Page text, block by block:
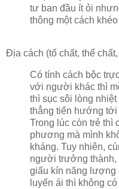
tư ban đầu ít ỏi
thông một cách
Địa cách (tố chất, thể
Có tính cách bộc
với người khác thì
thì sục sôi lòng
thẳng tiến hướng tới
Trong lúc còn trẻ thì
phương mà mình
kháng. Tuy nhiên,
người trưởng
giấu kín năng lượng
luyến ái thì không